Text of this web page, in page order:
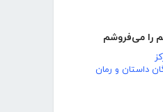
را می‌فروشم
داستان و رمان